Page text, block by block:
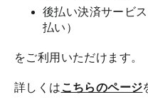
後払い決済サービ
払い）
をご利用いただけます。
詳しくは こちらのページ